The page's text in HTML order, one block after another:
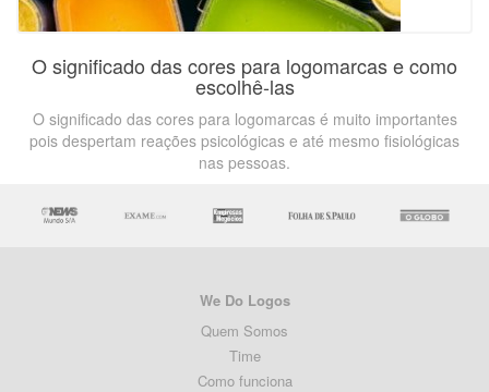
O significado das cores para logomarcas e como
escolhê-las
O significado das cores para logomarcas é muito importantes
pois despertam reações psicológicas e até mesmo fisiológicas
nas pessoas.
We Do Logos
Quem Somos
Time
Como funciona